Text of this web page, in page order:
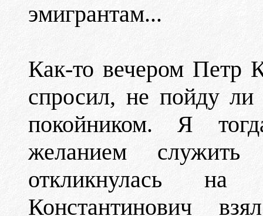
эмигрантам...
Как-то вечером Петр
спросил, не пойду
покойником. Я
желанием
откликнулась
Константинович